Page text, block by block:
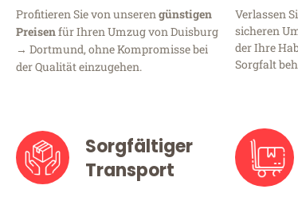
Profitieren Sie von unserengünstigen
Preisenfür Ihren Umzug von Duisburg
→ Dortmund, ohne Kompromisse bei
der Qualität einzugehen.
Verlassen
sicheren
der Ihre
Sorgfalt
Sorgfältiger
Transport